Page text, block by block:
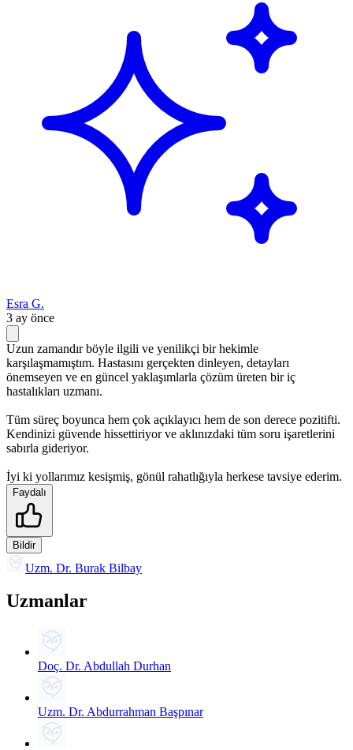
Esra G.
3 ay önce
Uzun zamandır böyle ilgili ve yenilikçi bir hekimle
karşılaşmamıştım. Hastasını gerçekten dinleyen, detayları
önemseyen ve en güncel yaklaşımlarla çözüm üreten bir iç
hastalıkları uzmanı.
Tüm süreç boyunca hem çok açıklayıcı hem de son derece pozitifti.
Kendinizi güvende hissettiriyor ve aklınızdaki tüm soru işaretlerini
sabırla gideriyor.
İyi ki yollarımız kesişmiş, gönül rahatlığıyla herkese tavsiye ederim.
Faydalı
Bildir
Uzm. Dr. Burak Bilbay
Uzmanlar
Doç. Dr. Abdullah Durhan
Uzm. Dr. Abdurrahman Başpınar